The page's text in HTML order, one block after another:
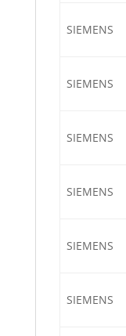
SIEMENS
SIEMENS
SIEMENS
SIEMENS
SIEMENS
SIEMENS